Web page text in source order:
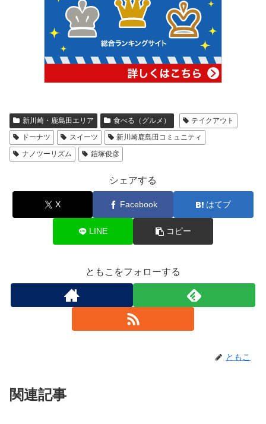
新川崎・鹿島田エリア 食べる（グルメ）
テイクアウト
ドーナツ
スイーツ
新川崎鹿島田コミュニティ
ナノツーリズム
鎧塚俊彦
シェアする
X Facebook はてブ
LINE コピー
ともこをフォローする
ともこ
関連記事